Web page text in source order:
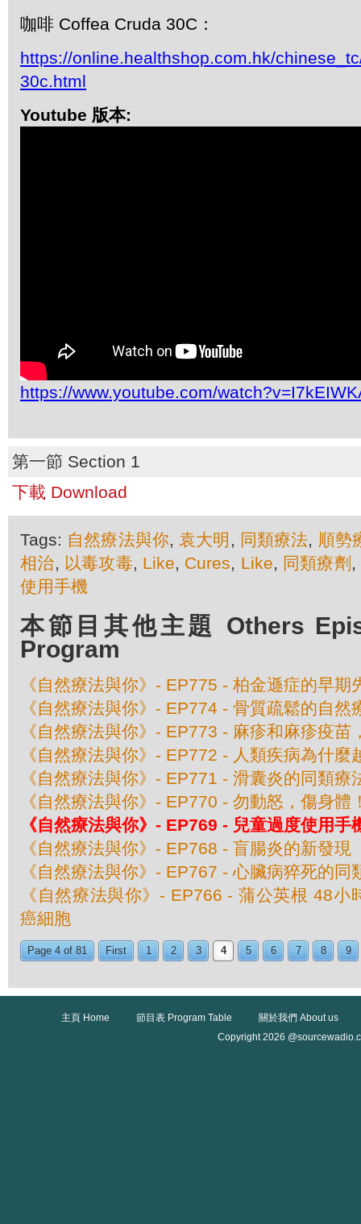
咖啡 Coffea Cruda 30C：
https://online.healthshop.com.hk/
30c.html
Youtube 版本:
https://www.youtube.com/
第一節 Section 1
下載 Download
Tags: 自然療法與你,袁大明 , 同類療法, 順勢
相治, 以毒攻毒, Like, Cures, Like, 同類療劑 ,
使用手機
本節目其他主題 Others
Program
《自然療法與你》- EP775 - 柏金遜症的早期
《自然療法與你》- EP774 - 骨質疏鬆的自然
《自然療法與你》- EP773 - 麻疹和麻疹疫苗
《自然療法與你》- EP772 - 人類疾病為什麼
《自然療法與你》- EP771 - 滑囊炎的同類療
《自然療法與你》- EP770 - 勿動怒，傷身體
《自然療法與你》- EP769 - 兒童過度使用手
《自然療法與你》- EP768 - 盲腸炎的新發現
《自然療法與你》- EP767 - 心臟病猝死的同
《自然療法與你》- EP766 - 蒲公英根 48小
癌細胞
Page 4 of 81 First 1 2 3 4 5 6 7 8 9
主頁 Home 節目表 Program Table
關於我們 About us
Copyright 2026